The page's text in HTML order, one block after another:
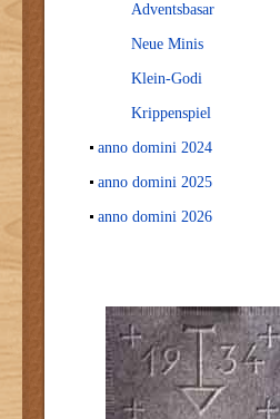
Adventsbasar
Neue Minis
Klein-Godi
Krippenspiel
anno domini 2024
anno domini 2025
anno domini 2026